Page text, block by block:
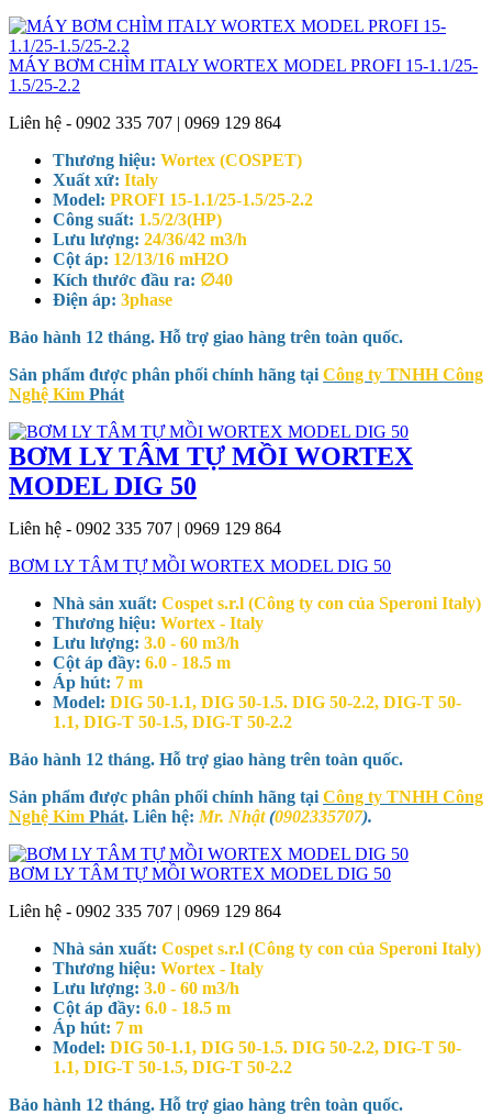
MÁY BƠM CHÌM ITALY WORTEX MODEL PROFI 15-1.1/25-
1.5/25-2.2
Liên hệ - 0902 335 707 | 0969 129 864
Thương hiệu: Wortex (COSPET)
Xuất xứ: Italy
Model: PROFI 15-1.1/25-1.5/25-2.2
Công suất: 1.5/2/3(HP)
Lưu lượng: 24/36/42 m3/h
Cột áp: 12/13/16 mH2O
Kích thước đầu ra: ∅40
Điện áp: 3phase
Bảo hành 12 tháng. Hỗ trợ giao hàng trên toàn quốc.
Sản phẩm được phân phối chính hãng tại Công ty TNHH Công
Nghệ Kim Phát
BƠM LY TÂM TỰ MỒI WORTEX
MODEL DIG 50
Liên hệ - 0902 335 707 | 0969 129 864
BƠM LY TÂM TỰ MỒI WORTEX MODEL DIG 50
Nhà sản xuất: Cospet s.r.l (Công ty con của Speroni Italy)
Thương hiệu: Wortex - Italy
Lưu lượng: 3.0 - 60 m3/h
Cột áp đầy: 6.0 - 18.5 m
Áp hút: 7 m
Model: DIG 50-1.1, DIG 50-1.5. DIG 50-2.2, DIG-T 50-
1.1, DIG-T 50-1.5, DIG-T 50-2.2
Bảo hành 12 tháng. Hỗ trợ giao hàng trên toàn quốc.
Sản phẩm được phân phối chính hãng tại Công ty TNHH Công
Nghệ Kim Phát. Liên hệ: Mr. Nhật(0902335707).
BƠM LY TÂM TỰ MỒI WORTEX MODEL DIG 50
Liên hệ - 0902 335 707 | 0969 129 864
Nhà sản xuất: Cospet s.r.l (Công ty con của Speroni Italy)
Thương hiệu: Wortex - Italy
Lưu lượng: 3.0 - 60 m3/h
Cột áp đầy: 6.0 - 18.5 m
Áp hút: 7 m
Model: DIG 50-1.1, DIG 50-1.5. DIG 50-2.2, DIG-T 50-
1.1, DIG-T 50-1.5, DIG-T 50-2.2
Bảo hành 12 tháng. Hỗ trợ giao hàng trên toàn quốc.